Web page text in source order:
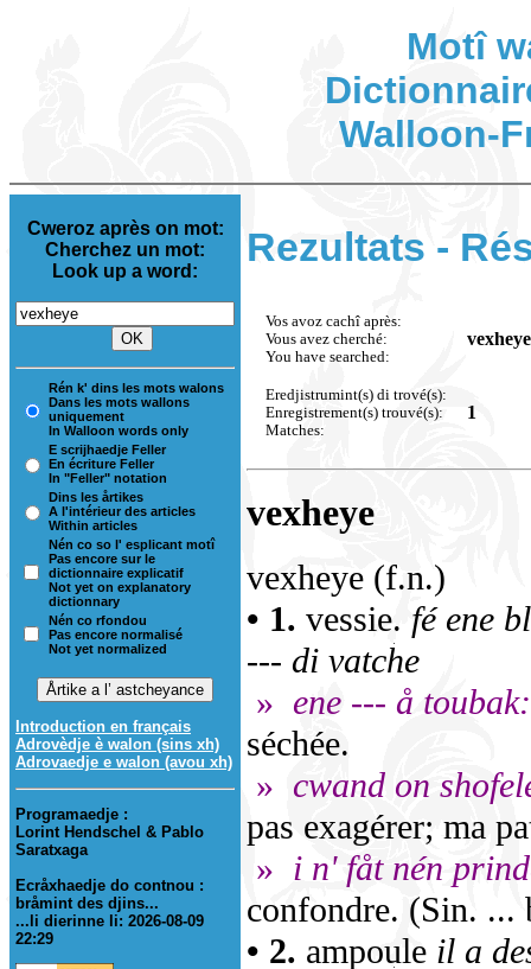
Motî
Walloon-
Cweroz après on mot:
Cherchez un mot:
Look up a word:
Rén k' dins les mots walons
Dans les mots wallons
uniquement
In Walloon words only
E scrijhaedje Feller
En écriture Feller
In "Feller" notation
Dins les årtikes
A l'intérieur des articles
Within articles
Nén co so l' esplicant motî
Pas encore sur le
dictionnaire explicatif
Not yet on explanatory
dictionnary
Nén co rfondou
Pas encore normalisé
Not yet normalized
Introduction en français
Adrovèdje è walon (sins xh)
Adrovaedje e walon (avou xh)
Programaedje :
Lorint Hendschel & Pablo
Saratxaga
Ecråxhaedje do contnou :
bråmint des djins...
...li dierinne li: 2026-08-09
22:29
Rezultats -
Vos avoz cachî après:
Vous avez cherché:
You have searched:
vexheye
Eredjistrumint(s) di trové(s):
Enregistrement(s) trouvé(s):
Matches:
1
vexheye
vexheye (f.n.)
• 1. vessie. fé ene
--- di vatche
» ene --- å toubak:
séchée.
» cwand on
pas exagérer; ma
» i n' fåt nén
confondre. (Sin. ...
• 2. ampoule il a